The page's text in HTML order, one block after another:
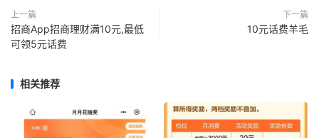
上一篇
招商App招商理财满10元,最低
可领5元话费
下一篇
10元话费羊毛
相关推荐